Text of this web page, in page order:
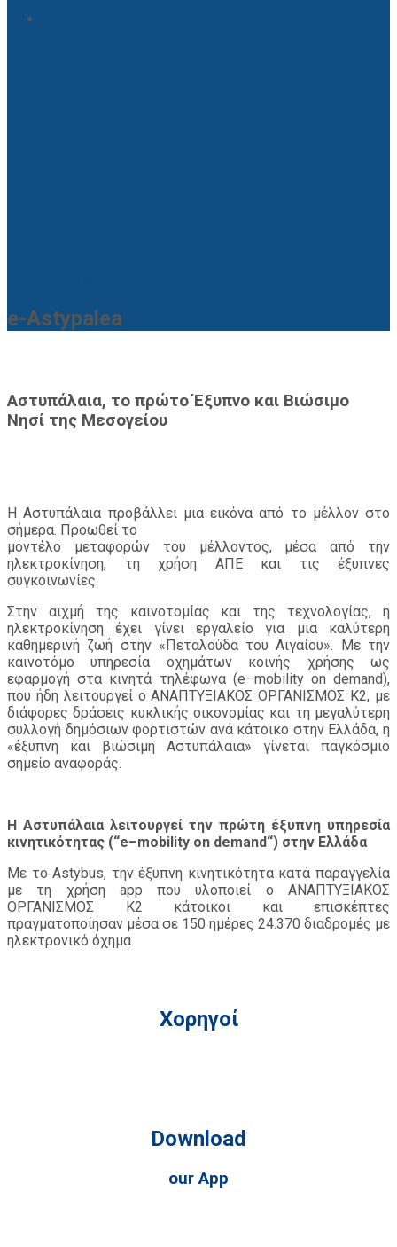
e-Astypalea
Αστυπάλαια, το πρώτο Έξυπνο και Βιώσιμο
Νησί της Μεσογείου
Η Αστυπάλαια προβάλλει μια εικόνα από το μέλλον στο
σήμερα. Προωθεί το
μοντέλο μεταφορών του μέλλοντος, μέσα από την
ηλεκτροκίνηση, τη χρήση ΑΠΕ και τις έξυπνες
συγκοινωνίες.
Στην αιχμή της
καινοτομίας και της τεχνολογίας, η
ηλεκτροκίνηση έχει γίνει εργαλείο για μια καλύτερη
καθημερινή ζωή στην «Πεταλούδα του Αιγαίου». Με την
καινοτόμο υπηρεσία οχημάτων κοινής χρήσης ως
εφαρμογή στα κινητά τηλέφωνα (e–mobility on demand),
που ήδη λειτουργεί ο ΑΝΑΠΤΥΞΙΑΚΟΣ ΟΡΓΑΝΙΣΜΟΣ K2, με
διάφορες δράσεις κυκλικής οικονομίας και τη μεγαλύτερη
συλλογή δημόσιων φορτιστών ανά κάτοικο στην Ελλάδα, η
«έξυπνη και βιώσιμη Αστυπάλαια» γίνεται παγκόσμιο
σημείο αναφοράς.
Η Αστυπάλαια λειτουργεί την πρώτη έξυπνη υπηρεσία
κινητικότητας (“e–mobility on demand“) στην Ελλάδα
Mε το Astybus, την έξυπνη κινητικότητα κατά παραγγελία
με τη χρήση
app που υλοποιεί οΑΝΑΠΤΥΞΙΑΚΟΣ
ΟΡΓΑΝΙΣΜΟΣ K2
κάτοικοι και επισκέπτες
πραγματοποίησαν μέσα σε 150 ημέρες 24.370 διαδρομές με
ηλεκτρονικό όχημα.
Χορηγοί
Download
our App